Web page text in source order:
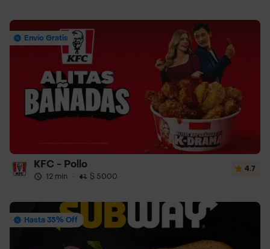
Envío Gratis
KFC - Pollo
12 min · $ 5000
4.7
Hasta 35% Off